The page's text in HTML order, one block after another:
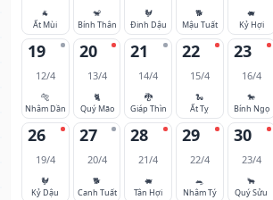
🐐
Ất Mùi
🐒
Bính Thân
🐓
Đinh Dậu
🐕
Mậu Tuất
🐖
Kỷ Hợi
19
12/4
🐅
Nhâm Dần
20
13/4
🐈
Quý Mão
21
14/4
🐉
Giáp Thìn
22
15/4
🐍
Ất Tỵ
23
16/4
🐎
Bính Ngọ
26
19/4
🐓
Kỷ Dậu
27
20/4
🐕
Canh Tuất
28
21/4
🐖
Tân Hợi
29
22/4
🐀
Nhâm Tý
30
23/4
🐂
Quý Sửu